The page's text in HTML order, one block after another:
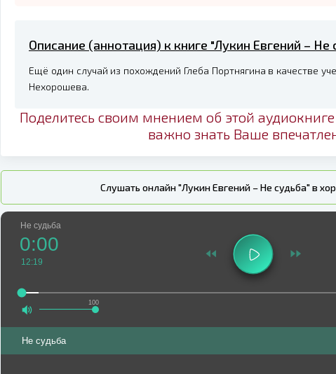
Описание (аннотация) к книге "Лукин Евгений – Не
Ещё один случай из похождений Глеба Портнягина в качестве
Нехорошева.
Поделитесь своим мнением об этой
важно знать Ваше
Слушать онлайн "Лукин Евгений – Не судьба" в
Не судьба
100
0:00
12:19
Не судьба